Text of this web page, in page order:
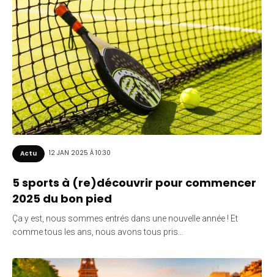
Actu 12 JAN 2025 À 10:30
5 sports à (re)découvrir pour commencer
2025 du bon pied
Ça y est, nous sommes entrés dans une nouvelle année ! Et
comme tous les ans, nous avons tous pris…